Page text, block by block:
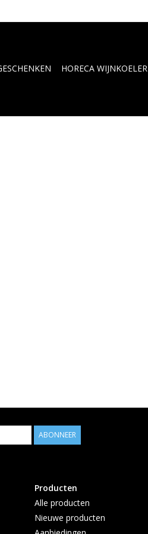
HORECA WIJNKOELER
ABONNEER
Producten
Alle producten
Nieuwe producten